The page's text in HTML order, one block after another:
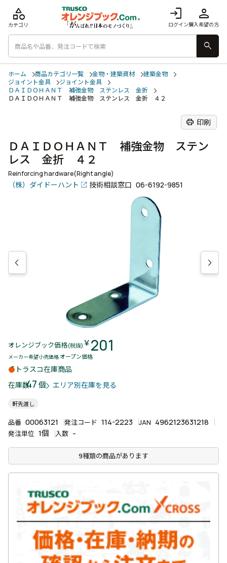
login
ログイン
person
購入希望の方
category
カテゴリ
search
ホーム 商品カテゴリ一覧 金物・建築資材
建築金物
ジョイント金具
ジョイント金具
ＤＡＩＤＯＨＡＮＴ 補強金物 ステンレス 金折
ＤＡＩＤＯＨＡＮＴ 補強金物 ステンレス 金折 ４２
print 印刷
ＤＡＩＤＯＨＡＮＴ 補強金物 ステン
レス 金折 ４２
Reinforcing hardware(Right angle)
（株）ダイドーハント 技術相談窓口 06-6192-9851
オレンジブック価格(税抜) ￥201
メーカー希望小売価格 オープン価格
トラスコ在庫商品
在庫数47個 エリア別在庫を見る
軒先渡し
品番 00063121 発注コード 114-2223 JAN 4962123631218
発注単位 1個 入数 -
9種類の商品があります